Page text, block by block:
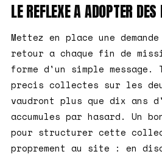
LE REFLEXE A ADOPTER
Mettez en place une
retour a chaque fin de
forme d'un simple message.
precis collectes sur les
vaudront plus que dix ans
accumules par hasard. Un
pour structurer cette
proprement au site : en